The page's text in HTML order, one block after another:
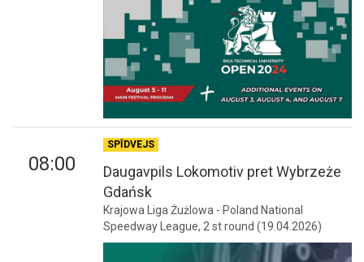
08:00
SPĪDVEJS
Daugavpils Lokomotiv pret Wybrzeże
Gdańsk
Krajowa Liga Żużlowa - Poland National
Speedway League, 2 st round (19.04.2026)